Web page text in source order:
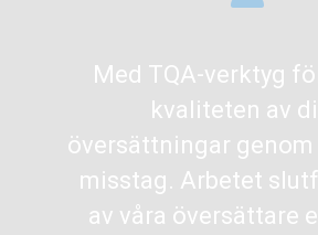
Med TQA-verktyg
kvaliteten av
översättningar
misstag. Arbetet
av våra översättare